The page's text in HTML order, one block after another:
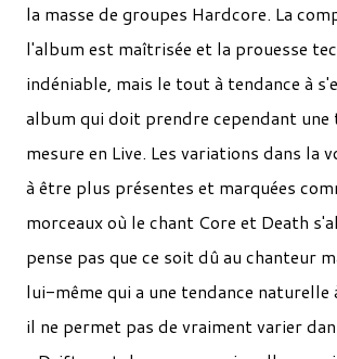
la masse de groupes Hardcore. La
l'album est maîtrisée et la prouesse
indéniable, mais le tout à tendance à
album qui doit prendre cependant
mesure en Live. Les variations dans la
à être plus présentes et marquées
morceaux où le chant Core et Death
pense pas que ce soit dû au chanteur
lui-même qui a une tendance naturelle
il ne permet pas de vraiment varier